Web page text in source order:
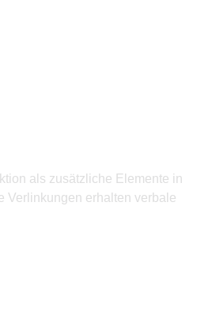
als zusätzliche Elemente in
Verlinkungen erhalten verbale